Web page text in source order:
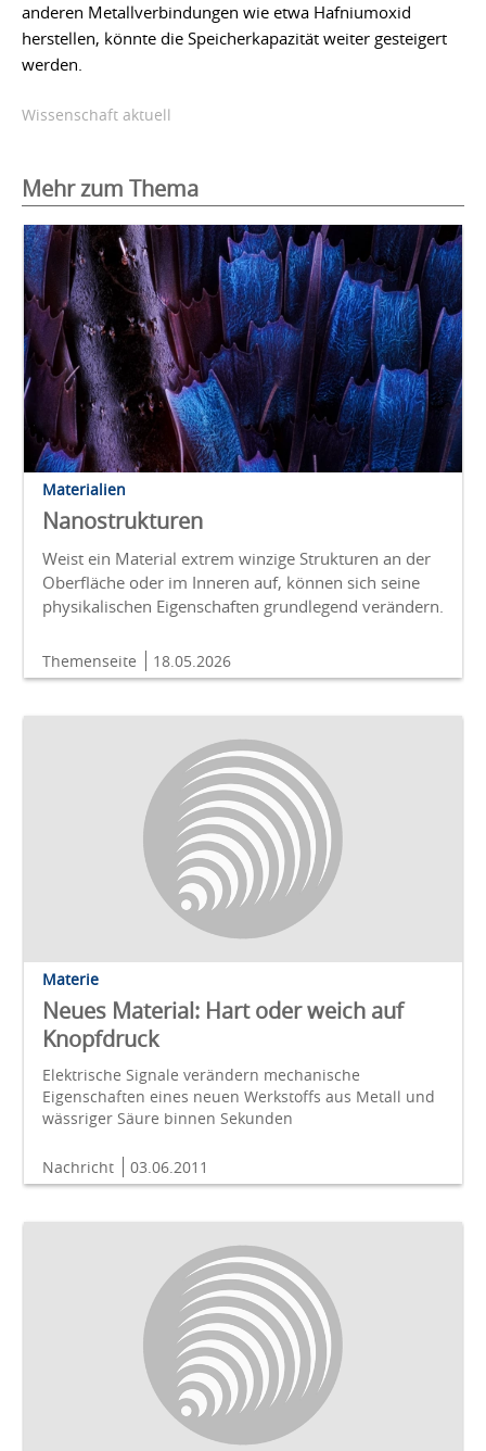
anderen Metallverbindungen wie etwa Hafniumoxid
herstellen, könnte die Speicherkapazität weiter gesteigert
werden.
Wissenschaft aktuell
Mehr zum Thema
Materialien
Nanostrukturen
Weist ein Material extrem winzige Strukturen an der
Oberfläche oder im Inneren auf, können sich seine
physikalischen Eigenschaften grundlegend verändern.
Themenseite 18.05.2026
Materie
Neues Material: Hart oder weich auf
Knopfdruck
Elektrische Signale verändern mechanische
Eigenschaften eines neuen Werkstoffs aus Metall und
wässriger Säure binnen Sekunden
Nachricht 03.06.2011